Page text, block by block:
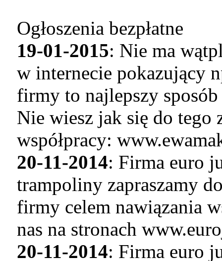
Ogłoszenia bezpłatne
19-01-2015: Nie ma
w internecie pokazujący
firmy to najlepszy
Nie wiesz jak się do tego
współpracy:
20-11-2014: Firma euro
trampoliny zapraszamy
firmy celem nawiązania
nas na stronach
20-11-2014: Firma euro